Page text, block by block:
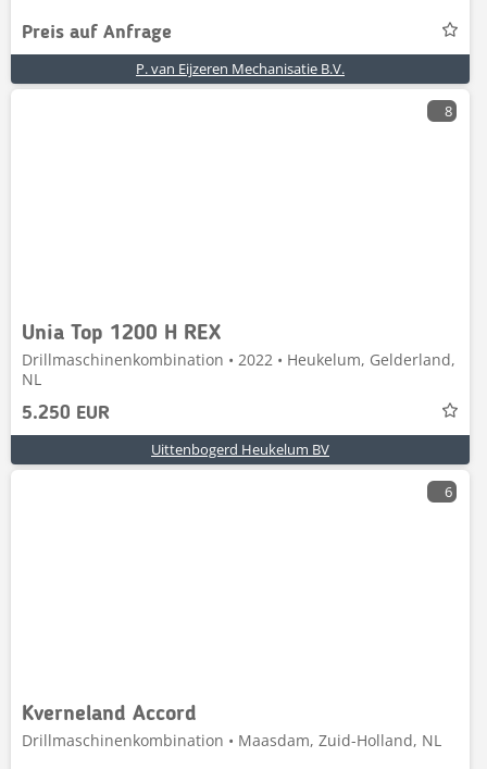
Preis auf Anfrage
P. van Eijzeren Mechanisatie B.V.
8
Unia Top 1200 H REX
Drillmaschinenkombination • 2022 • Heukelum, Gelderland,
NL
5.250 EUR
Uittenbogerd Heukelum BV
6
Kverneland Accord
Drillmaschinenkombination • Maasdam, Zuid-Holland, NL